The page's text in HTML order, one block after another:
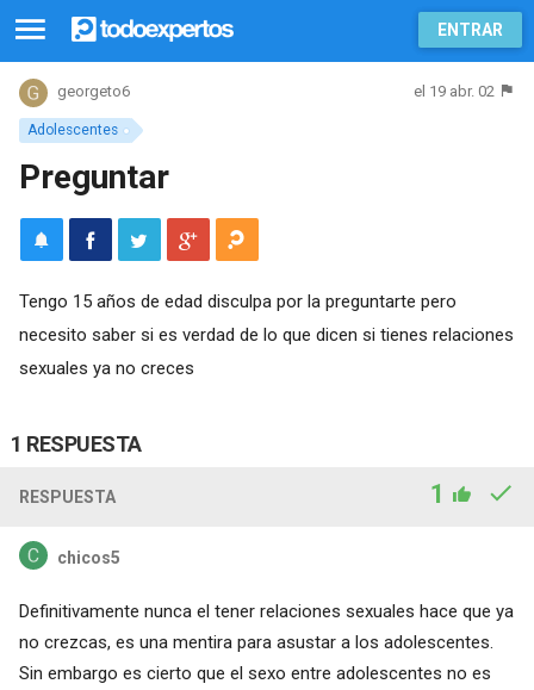
ENTRAR
Adolescentes
georgeto6 el 19 abr. 02
Preguntar
Tengo 15 años de edad disculpa por la preguntarte pero
necesito saber si es verdad de lo que dicen si tienes relaciones
sexuales ya no creces
1 RESPUESTA
RESPUESTA 1
chicos5
Definitivamente nunca el tener relaciones sexuales hace que ya
no crezcas, es una mentira para asustar a los adolescentes.
Sin embargo es cierto que el sexo entre adolescentes no es